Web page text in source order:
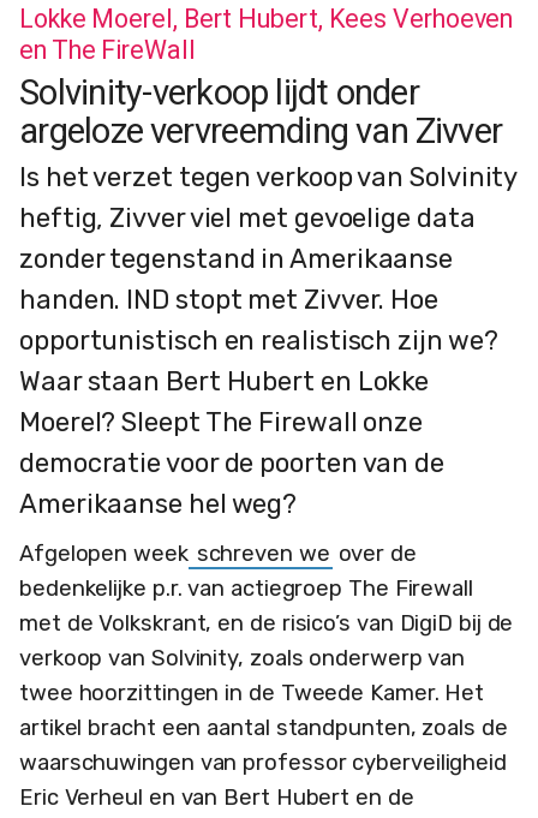
Lokke Moerel, Bert Hubert, Kees Verhoeven
en The FireWall
Solvinity-verkoop lijdt onder
argeloze vervreemding van Zivver
Is het verzet tegen verkoop van Solvinity
heftig, Zivver viel met gevoelige data
zonder tegenstand in Amerikaanse
handen. IND stopt met Zivver. Hoe
opportunistisch en realistisch zijn we?
Waar staan Bert Hubert en Lokke
Moerel? Sleept The Firewall onze
democratie voor de poorten van de
Amerikaanse hel weg?
Afgelopen week schreven we over de
bedenkelijke p.r. van actiegroep The Firewall
met de Volkskrant, en de risico’s van DigiD bij de
verkoop van Solvinity, zoals onderwerp van
twee hoorzittingen in de Tweede Kamer. Het
artikel bracht een aantal standpunten, zoals de
waarschuwingen van professor cyberveiligheid
Eric Verheul en van Bert Hubert en de